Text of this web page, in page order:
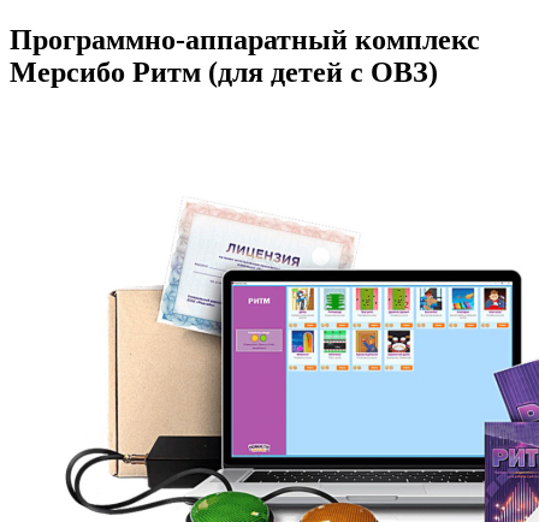
Программно-аппаратный комплекс
Мерсибо Ритм (для детей с ОВЗ)